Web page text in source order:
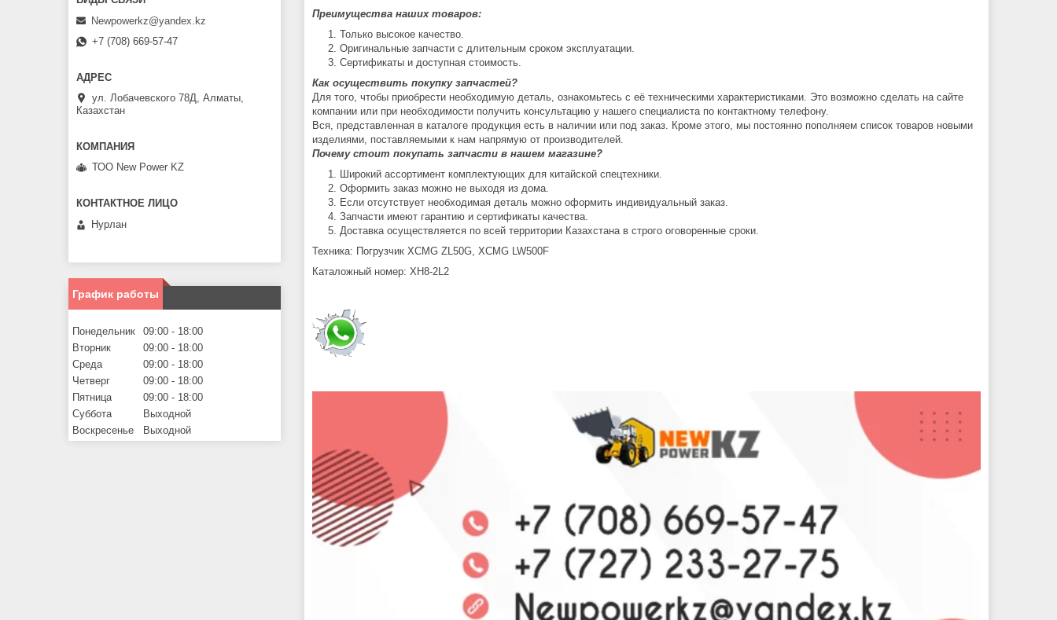
Преимущества наших товаров:
Только высокое качество.
Оригинальные запчасти с длительным сроком эксплуатации.
Сертификаты и доступная стоимость.
Как осуществить покупку запчастей?
Для того, чтобы приобрести необходимую деталь, ознакомьтесь с её техническими характеристиками. Это возможно сделать на сайте
компании или при необходимости получить консультацию у нашего специалиста по контактному телефону.
Вся, представленная в каталоге продукция есть в наличии или под заказ. Кроме этого, мы постоянно пополняем список товаров новыми
изделиями, поставляемыми к нам напрямую от производителей.
Почему стоит покупать запчасти в нашем магазине?
Широкий ассортимент комплектующих для китайской спецтехники.
Оформить заказ можно не выходя из дома.
Если отсутствует необходимая деталь можно оформить индивидуальный заказ.
Запчасти имеют гарантию и сертификаты качества.
Доставка осуществляется по всей территории Казахстана в строго оговоренные сроки.
Техника: Погрузчик XCMG ZL50G, XCMG LW500F
Каталожный номер: XH8-2L2
Newpowerkz@yandex.kz
+7 (708) 669-57-47
ул. Лобачевского 78Д, Алматы,
Казахстан
ТОО New Power KZ
Нурлан
График работы
Понедельник 09:00
18:00
Вторник
09:00
18:00
Среда
09:00
18:00
Четверг
09:00
18:00
Пятница
09:00
18:00
Суббота
Выходной
Воскресенье
Выходной